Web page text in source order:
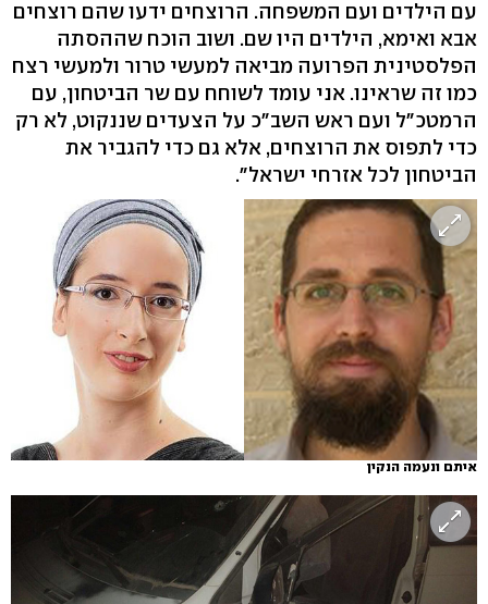
עם הילדים ועם המשפחה. הרוצחים ידעו שהם רוצחים
אבא ואימא, הילדים היו שם. ושוב הוכח שההסתה
הפלסטינית הפרועה מביאה למעשי טרור ולמעשי רצח
כמו זה שראינו. אני עומד לשוחח עם שר הביטחון, עם
הרמטכ"ל ועם ראש השב"כ על הצעדים שננקוט, לא רק
כדי לתפוס את הרוצחים, אלא גם כדי להגביר את
הביטחון לכל אזרחי ישראל".
איתם ונעמה הנקין